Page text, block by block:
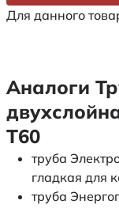
Для данного
Аналоги
Т60
труба
гладкая для
труба